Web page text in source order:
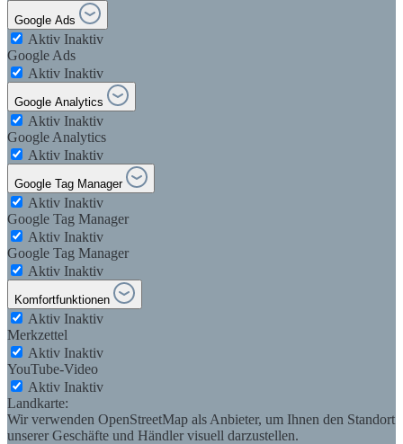
Google Ads
Aktiv Inaktiv
Google Ads
Aktiv Inaktiv
Google Analytics
Aktiv Inaktiv
Google Analytics
Aktiv Inaktiv
Google Tag Manager
Aktiv Inaktiv
Google Tag Manager
Aktiv Inaktiv
Google Tag Manager
Aktiv Inaktiv
Komfortfunktionen
Aktiv Inaktiv
Merkzettel
Aktiv Inaktiv
YouTube-Video
Aktiv Inaktiv
Landkarte:
Wir verwenden OpenStreetMap als Anbieter, um Ihnen den Standort
unserer Geschäfte und Händler visuell darzustellen.